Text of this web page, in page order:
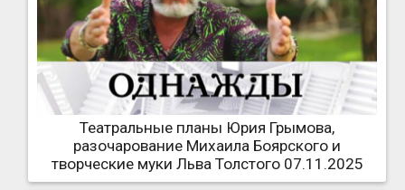
Театральные планы Юрия Грымова,
разочарование Михаила Боярского и
творческие муки Льва Толстого 07.11.2025